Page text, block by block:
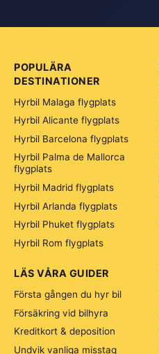
POPULÄRA
DESTINATIONER
Hyrbil Malaga flygplats
Hyrbil Alicante flygplats
Hyrbil Barcelona flygplats
Hyrbil Palma de Mallorca
flygplats
Hyrbil Madrid flygplats
Hyrbil Arlanda flygplats
Hyrbil Phuket flygplats
Hyrbil Rom flygplats
LÄS VÅRA GUIDER
Första gången du hyr bil
Försäkring vid bilhyra
Kreditkort & deposition
Undvik vanliga misstag